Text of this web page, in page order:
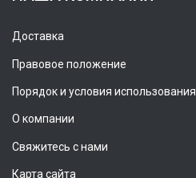
Доставка
Правовое положение
Порядок и условия использования
О компании
Свяжитесь с нами
Карта сайта